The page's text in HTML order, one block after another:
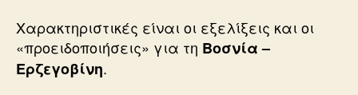
Χαρακτηριστικές είναι οι εξελίξεις και οι
«προειδοποιήσεις» για τη Βοσνία –
Ερζεγοβίνη.